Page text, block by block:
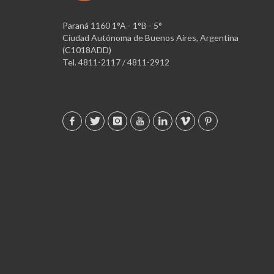
Paraná 1160 1°A - 1°B - 5°
Ciudad Autónoma de Buenos Aires, Argentina
(C1018ADD)
Tel. 4811-2117 / 4811-2912